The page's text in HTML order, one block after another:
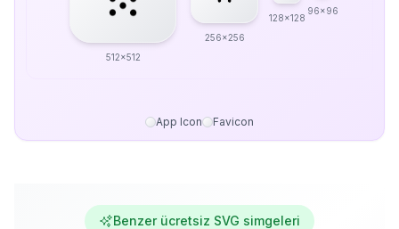
512x512
256x256
128x128
96x96
App Icon Favicon
Benzer ücretsiz SVG simgeleri